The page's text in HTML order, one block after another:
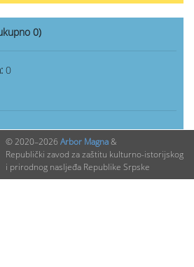
0)
0
© 2020–2026 Arbor Magna&
Republički zavod za zaštitu kulturno-istorijskog
i prirodnog nasljeđa Republike Srpske